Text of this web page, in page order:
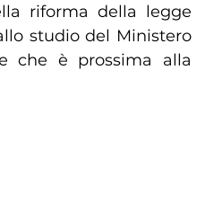
riforma della legge
studio del Ministero
che è prossima alla